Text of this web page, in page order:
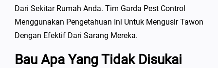
Dari Sekitar Rumah Anda. Tim Garda Pest Control
Menggunakan Pengetahuan Ini Untuk Mengusir Tawon
Dengan Efektif Dari Sarang Mereka.
Bau Apa Yang Tidak Disukai